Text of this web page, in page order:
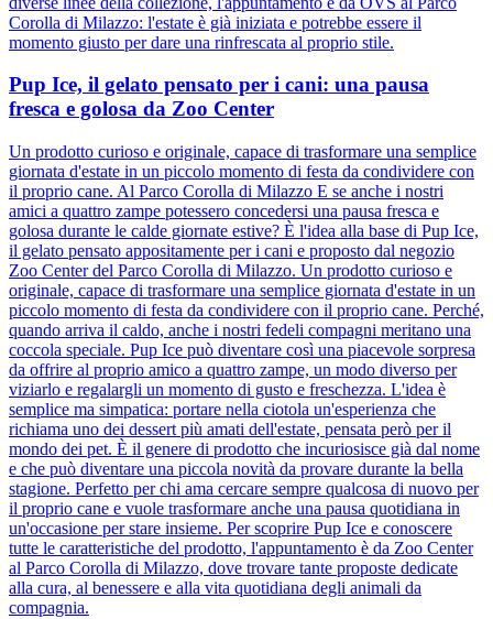
Corolla di Milazzo: l'estate è già iniziata e potrebbe essere il
momento giusto per dare una rinfrescata al proprio stile.
Pup Ice, il gelato pensato per i cani: una pausa
fresca e golosa da Zoo Center
Un prodotto curioso e originale, capace di trasformare una semplice
giornata d'estate in un piccolo momento di festa da condividere con
il proprio cane. Al Parco Corolla di Milazzo E se anche i nostri
amici a quattro zampe potessero concedersi una pausa fresca e
golosa durante le calde giornate estive? È l'idea alla base di Pup Ice,
il gelato pensato appositamente per i cani e proposto dal negozio
Zoo Center del Parco Corolla di Milazzo. Un prodotto curioso e
originale, capace di trasformare una semplice giornata d'estate in un
piccolo momento di festa da condividere con il proprio cane. Perché,
quando arriva il caldo, anche i nostri fedeli compagni meritano una
coccola speciale. Pup Ice può diventare così una piacevole sorpresa
da offrire al proprio amico a quattro zampe, un modo diverso per
viziarlo e regalargli un momento di gusto e freschezza. L'idea è
semplice ma simpatica: portare nella ciotola un'esperienza che
richiama uno dei dessert più amati dell'estate, pensata però per il
mondo dei pet. È il genere di prodotto che incuriosisce già dal nome
e che può diventare una piccola novità da provare durante la bella
stagione. Perfetto per chi ama cercare sempre qualcosa di nuovo per
il proprio cane e vuole trasformare anche una pausa quotidiana in
un'occasione per stare insieme. Per scoprire Pup Ice e conoscere
tutte le caratteristiche del prodotto, l'appuntamento è da Zoo Center
al Parco Corolla di Milazzo, dove trovare tante proposte dedicate
alla cura, al benessere e alla vita quotidiana degli animali da
compagnia.